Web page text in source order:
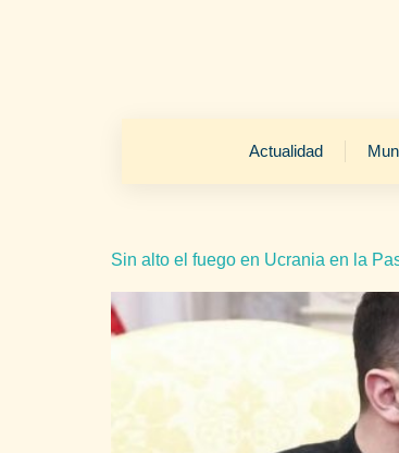
Actualidad
Sin alto el fuego en Ucrania en la